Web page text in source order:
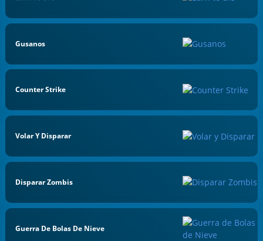
Gusanos
Counter Strike
Volar Y Disparar
Disparar Zombis
Guerra De Bolas De Nieve